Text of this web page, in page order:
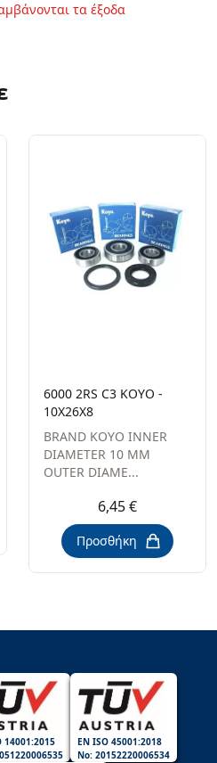
τα έξοδα
6000 2RS C3 KOYO -
10X26X8
BRAND KOYO INNER
DIAMETER 10 MM
OUTER DIAME...
6,45 €
Προσθήκη
14001:2015
EN ISO 45001:2018
No: 20152220006534